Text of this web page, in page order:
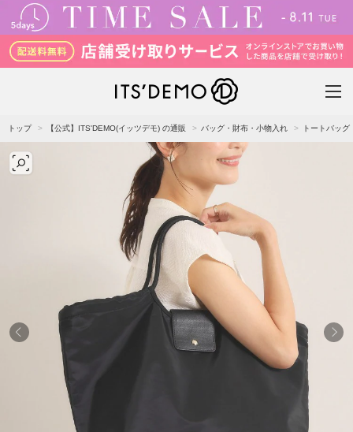
トップ 【公式】ITS'DEMO(イッツデモ) の通販 バッグ・財布・小物入れ トートバッグ